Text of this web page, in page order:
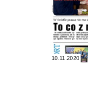
10.11.2020